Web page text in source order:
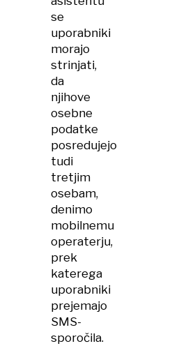
se
uporabniki
morajo
strinjati,
da
njihove
osebne
podatke
posredujejo
tudi
tretjim
osebam,
denimo
mobilnemu
operaterju,
prek
katerega
uporabniki
prejemajo
SMS-
sporočila.